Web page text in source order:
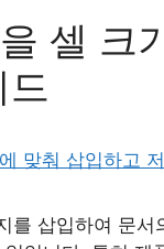
셀 크
드
를 삽입하여 문